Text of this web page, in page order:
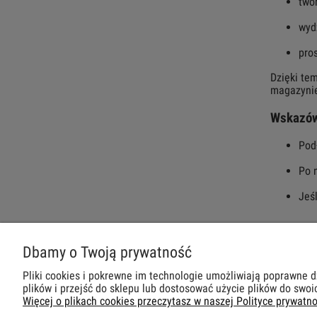
Dzięki
Po
POMOC
Zwroty i reklamacje
Regulamin
POMIAR NA MIEJSCU
Produkt na wymiar
Dbamy o Twoją prywatność
Pliki cookies i pokrewne im technologie umożliwiają poprawne
plików i przejść do sklepu lub dostosować użycie plików do
Więcej o plikach cookies przeczytasz w naszej Polityce